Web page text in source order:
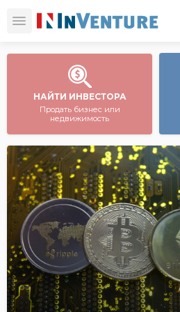
НАЙТИ ИНВЕСТОРА
Продать бизнес или
недвижимость